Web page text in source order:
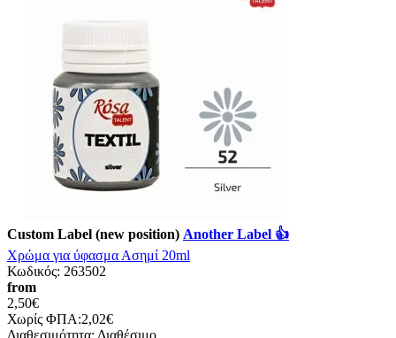
Custom Label (new position) Another Label 👍
Χρώμα για ύφασμα Ασημί 20ml
Κωδικός: 263502
from
2,50€
Χωρίς ΦΠΑ:2,02€